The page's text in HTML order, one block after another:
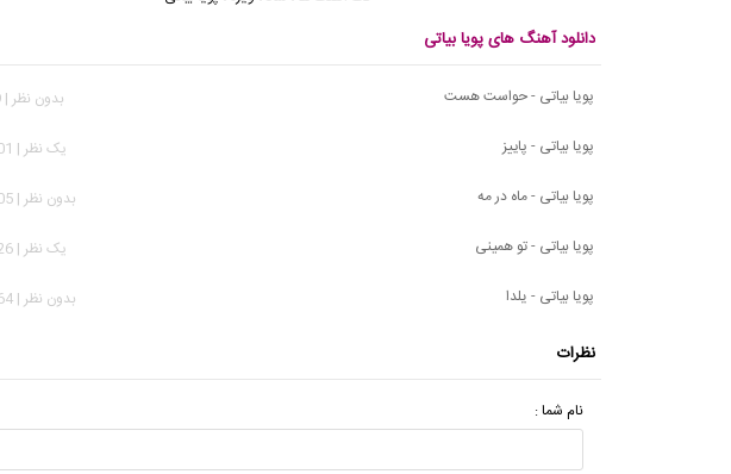
دانلود آهنگ های پویا بیاتی
پویا بیاتی - حواست هست
بدون نظر | 529 بازدید
پویا بیاتی - پاییز
يک نظر | 2,901 بازدید
پویا بیاتی - ماه در مه
بدون نظر | 5,905 بازدید
پویا بیاتی - تو همینی
يک نظر | 2,026 بازدید
پویا بیاتی - یلدا
بدون نظر | 1,064 بازدید
نظرات
نام شما :